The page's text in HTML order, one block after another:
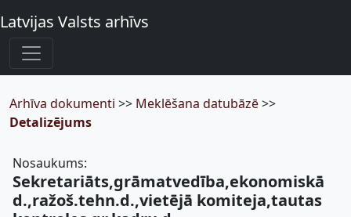
Latvijas Valsts arhīvs
Arhīva dokumenti >> Meklēšana datubāzē>>
Detalizējums
Nosaukums:
Sekretariāts,grāmatvedība,ekonomiskā
d.,ražoš.tehn.d.,vietējā komiteja,tautas